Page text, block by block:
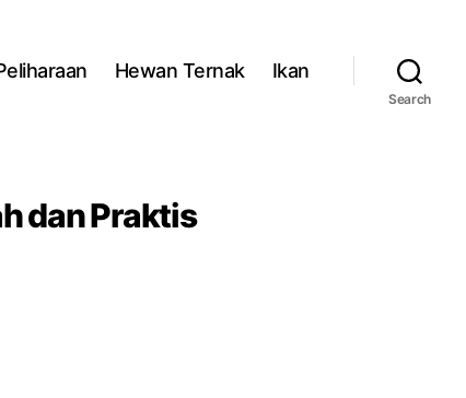
Hewan Ternak Ikan
Search
dan Praktis